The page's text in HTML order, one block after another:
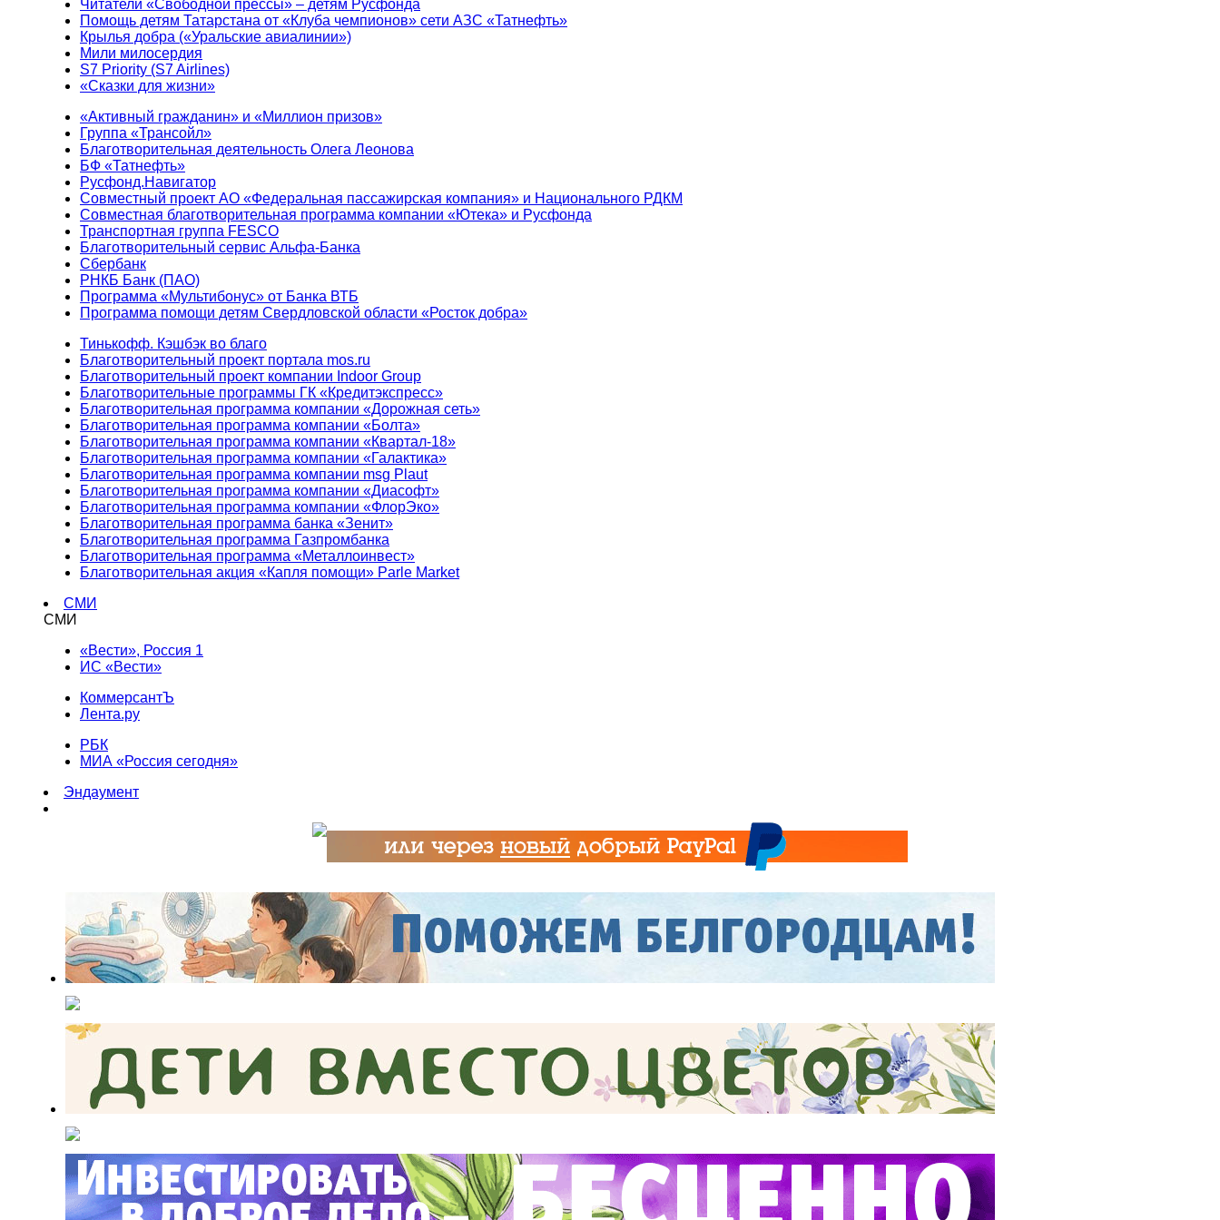
Читатели «Свободной прессы» – детям Русфонда
Помощь детям Татарстана от «Клуба чемпионов» сети АЗС «Татнефть»
Крылья добра («Уральские авиалинии»)
Мили милосердия
S7 Priority (S7 Airlines)
«Сказки для жизни»
«Активный гражданин» и «Миллион призов»
Группа «Трансойл»
Благотворительная деятельность Олега Леонова
БФ «Татнефть»
Русфонд.Навигатор
Совместный проект АО «Федеральная пассажирская компания» и Национального РДКМ
Совместная благотворительная программа компании «Ютека» и Русфонда
Транспортная группа FESCO
Благотворительный сервис Альфа-Банка
Сбербанк
РНКБ Банк (ПАО)
Программа «Мультибонус» от Банка ВТБ
Программа помощи детям Свердловской области «Росток добра»
Тинькофф. Кэшбэк во благо
Благотворительный проект портала mos.ru
Благотворительный проект компании Indoor Group
Благотворительные программы ГК «Кредитэкспресс»
Благотворительная программа компании «Дорожная сеть»
Благотворительная программа компании «Болта»
Благотворительная программа компании «Квартал-18»
Благотворительная программа компании «Галактика»
Благотворительная программа компании msg Plaut
Благотворительная программа компании «Диасофт»
Благотворительная программа компании «ФлорЭко»
Благотворительная программа банка «Зенит»
Благотворительная программа Газпромбанка
Благотворительная программа «Металлоинвест»
Благотворительная акция «Капля помощи» Parle Market
СМИ
СМИ
«Вести», Россия 1
ИС «Вести»
КоммерсантЪ
Лента.ру
РБК
МИА «Россия сегодня»
Эндаумент